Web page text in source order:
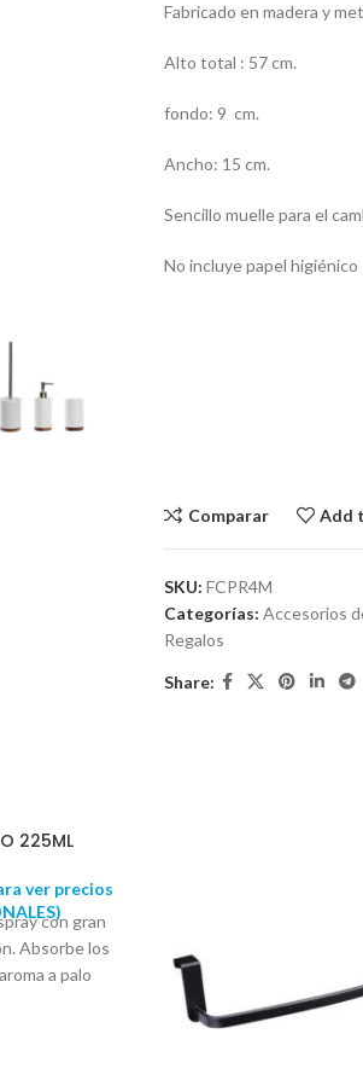
Fabricado en madera y
Alto total : 57 cm.
fondo: 9 cm.
Ancho: 15 cm.
Sencillo muelle para el
No incluye papel higiénico
Comparar Add
SKU: FCPR4M
Categorías: Accesorios
Regalos
Share:
225ML
ver precios
con gran
Absorbe los
a palo